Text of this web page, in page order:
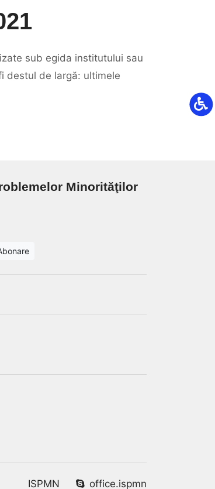
sub egida institutului sau
destul de largă: ultimele
Minorităţilor
ISPMN office.ispmn